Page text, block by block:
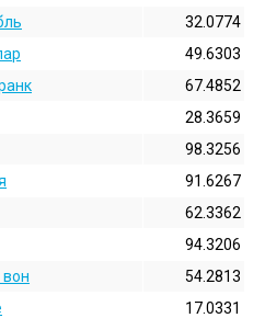
32.0774
49.6303
67.4852
28.3659
98.3256
91.6267
62.3362
94.3206
54.2813
17.0331